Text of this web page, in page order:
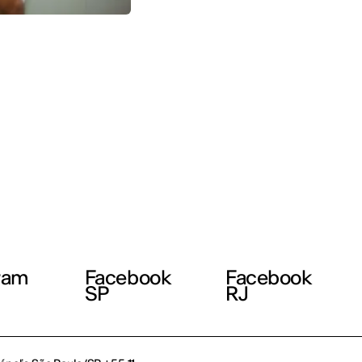
Facebook
SP
Facebook
RJ